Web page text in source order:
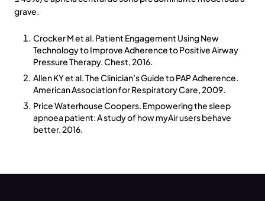
grave.
Crocker M et al. Patient Engagement Using New
Technology to Improve Adherence to Positive Airway
Pressure Therapy. Chest, 2016.
Allen KY et al. The Clinician’s Guide to PAP Adherence.
American Association for Respiratory Care, 2009.
Price Waterhouse Coopers. Empowering the sleep
apnoea patient: A study of how myAir users behave
better. 2016.